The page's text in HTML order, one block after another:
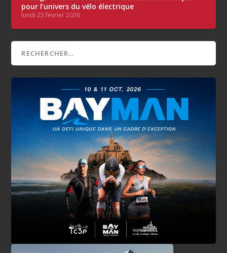
pour l’univers du vélo électrique
lundi 23 février 2026